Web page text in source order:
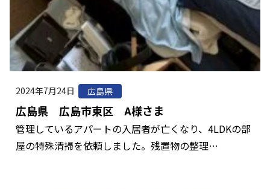
2024年7月24日 広島県
広島県 広島市東区 A様さま
管理しているアパートの入居者が亡くなり、4LDKの部
屋の特殊清掃を依頼しました。残置物の整理…